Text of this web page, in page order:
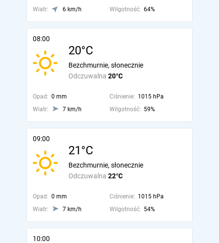
Wiatr: 6 km/h Wilgotność: 64%
08:00
20°C
Odczuwalna 20°C
Bezchmurnie, słonecznie
Opad: 0 mm Ciśnienie: 1015 hPa
Wiatr:
7 km/h Wilgotność: 59%
09:00
21°C
Odczuwalna 22°C
Bezchmurnie, słonecznie
Opad: 0 mm Ciśnienie: 1015 hPa
Wiatr:
7 km/h Wilgotność: 54%
10:00